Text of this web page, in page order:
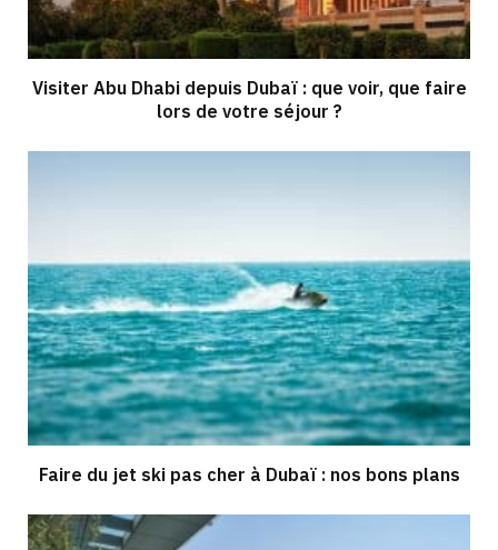
Visiter Abu Dhabi depuis Dubaï : que voir, que faire
lors de votre séjour ?
Faire du jet ski pas cher à Dubaï : nos bons plans